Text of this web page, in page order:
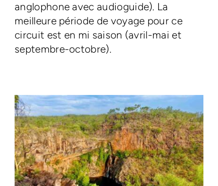
anglophone avec audioguide). La
meilleure période de voyage pour ce
circuit est en mi saison (avril-mai et
septembre-octobre).